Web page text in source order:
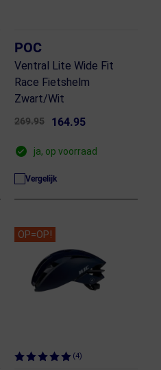
POC
Ventral Lite Wide Fit
Race Fietshelm
Zwart/Wit
269.95 164.95
ja, op voorraad
Vergelijk
OP=OP!
(4)